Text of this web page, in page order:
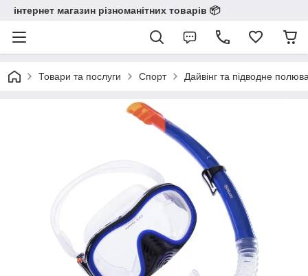
інтернет магазин різноманітних товарів 📦️️️️️️
Товари та послуги Спорт Дайвінг та підводне